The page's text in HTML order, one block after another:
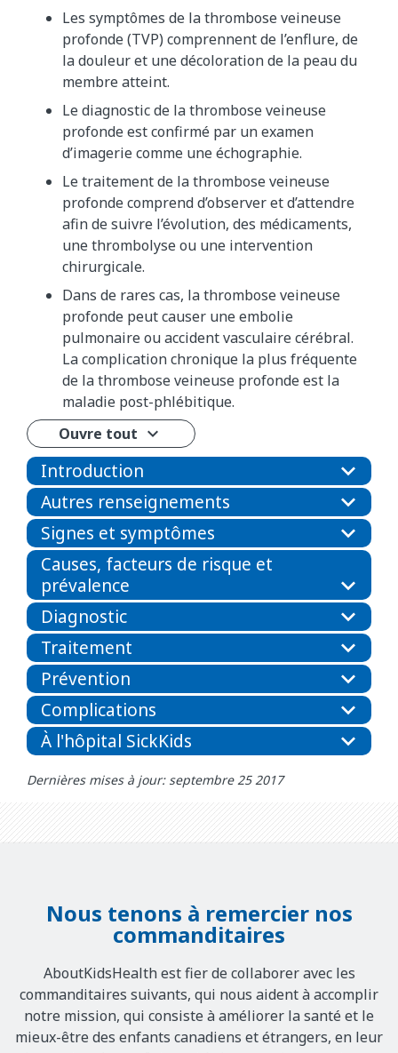
Les symptômes de la thrombose veineuse
profonde (TVP) comprennent de l’enflure, de
la douleur et une décoloration de la peau du
membre atteint.
Le diagnostic de la thrombose veineuse
profonde est confirmé par un examen
d’imagerie comme une échographie.
Le traitement de la thrombose veineuse
profonde comprend d’observer et d’attendre
afin de suivre l’évolution, des médicaments,
une thrombolyse ou une intervention
chirurgicale.
Dans de rares cas, la thrombose veineuse
profonde peut causer une embolie
pulmonaire ou accident vasculaire cérébral.
La complication chronique la plus fréquente
de la thrombose veineuse profonde est la
maladie post-phlébitique.
Ouvre tout
Introduction
Autres renseignements
Signes et symptômes
Causes, facteurs de risque et
prévalence
Diagnostic
Traitement
Prévention
Complications
À l'hôpital SickKids
Dernières mises à jour: septembre 25 2017
Nous tenons à remercier nos
commanditaires
AboutKidsHealth est fier de collaborer avec les
commanditaires suivants, qui nous aident à accomplir
notre mission, qui consiste à améliorer la santé et le
mieux-être des enfants canadiens et étrangers, en leur